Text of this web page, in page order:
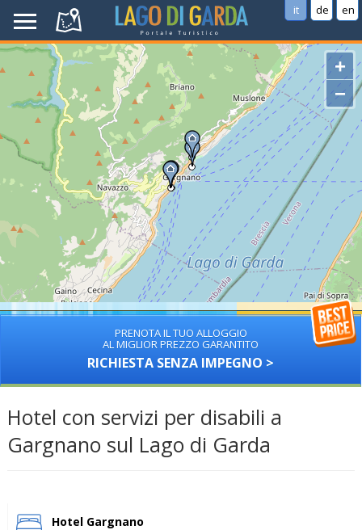
it de en
+
−
PRENOTA IL TUO ALLOGGIO
AL MIGLIOR PREZZO GARANTITO
RICHIESTA SENZA IMPEGNO >
Hotel con servizi per disabili a
Gargnano sul Lago di Garda
Hotel Gargnano